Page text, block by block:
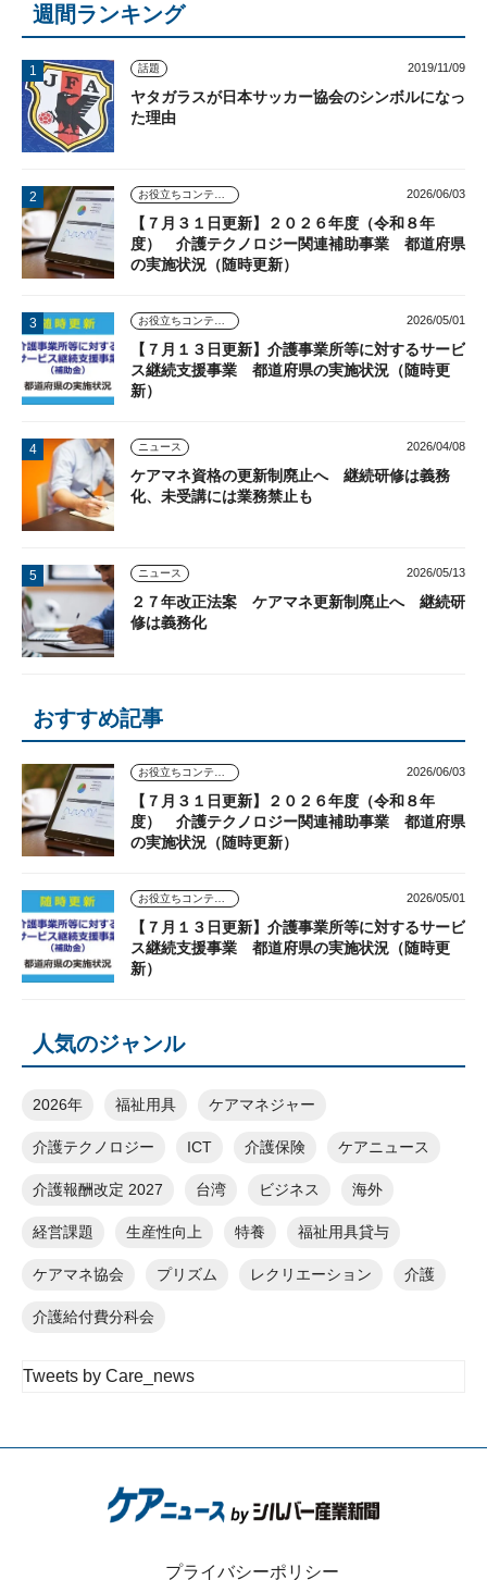
週間ランキング
話題 2019/11/09
ヤタガラスが日本サッカー協会のシンボルになっ
た理由
お役立ちコンテンツ 2026/06/03
【７月３１日更新】２０２６年度（令和８年
度） 介護テクノロジー関連補助事業 都道府県
の実施状況（随時更新）
お役立ちコンテンツ 2026/05/01
【７月１３日更新】介護事業所等に対するサービ
ス継続支援事業 都道府県の実施状況（随時更
新）
ニュース 2026/04/08
ケアマネ資格の更新制廃止へ 継続研修は義務
化、未受講には業務禁止も
ニュース 2026/05/13
２７年改正法案 ケアマネ更新制廃止へ 継続研
修は義務化
おすすめ記事
お役立ちコンテンツ 2026/06/03
【７月３１日更新】２０２６年度（令和８年
度） 介護テクノロジー関連補助事業 都道府県
の実施状況（随時更新）
お役立ちコンテンツ 2026/05/01
【７月１３日更新】介護事業所等に対するサービ
ス継続支援事業 都道府県の実施状況（随時更
新）
人気のジャンル
2026年 福祉用具 ケアマネジャー
介護テクノロジー ICT 介護保険 ケアニュース
介護報酬改定 2027 台湾 ビジネス 海外
経営課題 生産性向上 特養 福祉用具貸与
ケアマネ協会 プリズム レクリエーション 介護
介護給付費分科会
Tweets by Care_news
プライバシーポリシー